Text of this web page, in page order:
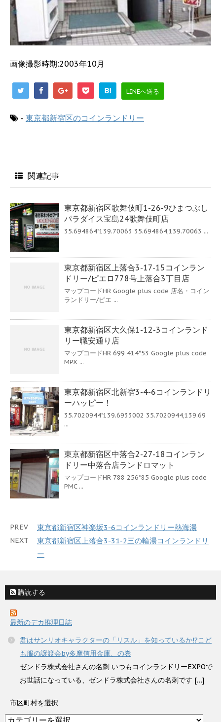
画像撮影時期:2003年10月
B! LINEへ送る
- 東京都新宿区のコインランドリー
関連記事
東京都新宿区歌舞伎町1-26-9ひまつぶし
パラダイス宝島24歌舞伎町店
35.694864"139.70063 35.694864,139.70063 ...
東京都新宿区上落合3-17-15コインラン
ドリー/ピエロ778号上落合3丁目店
マップコードHR Google plus code 店名・コイン
ランドリー/ピエ ...
東京都新宿区大久保1-12-3コインランド
リー職安通り店
マップコードHR 699 414*53 Google plus code
MPX ...
東京都新宿区北新宿3-4-6コインランドリ
ーハッピー！
35.7020944"139.6933002 35.7020944,139.69
...
東京都新宿区中落合2-27-18コインラン
ドリー中落合店ランドロマット
マップコードHR 788 256*85 Google plus code
PMC ...
PREV 東京都新宿区神楽坂3-6コインランドリー熱海湯
NEXT
東京都新宿区上落合3-31-2三の輪湯コインランドリ
ー
購読する
最新のデカ推理日誌
君はサンリオキャラクターの「リスル」を知っているか!?こど
も服の譲渡会by多摩信用金庫、の巻
ゼンドラ株式会社さんの名刺 いつもコインランドリーEXPOで
お世話になっている、ゼンドラ株式会社さんの名刺です […]
市区町村を選択
市